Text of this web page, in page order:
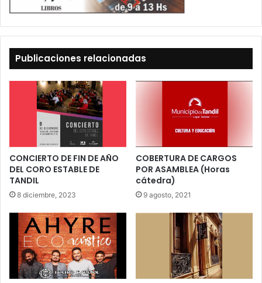
Publicaciones relacionadas
CONCIERTO DE FIN DE AÑO
DEL CORO ESTABLE DE
TANDIL
8 diciembre, 2023
COBERTURA DE CARGOS
POR ASAMBLEA (Horas
cátedra)
9 agosto, 2021